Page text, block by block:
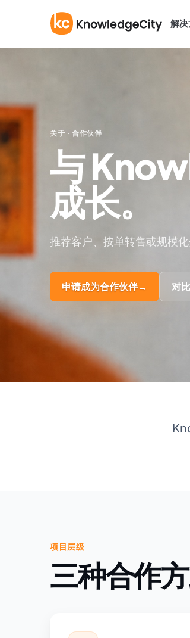
解
关于 · 合作伙伴
与
成长。
推荐客户、按单转售或规模
申请成为合作伙伴→ 对
项目层级
三种合作方